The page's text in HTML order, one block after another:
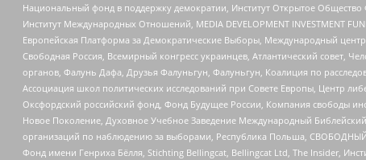
Национальный фонд в поддержку демократии, Институт Открытое
Институт Международных Отношений, MEDIA DEVELOPMENT INVESTMENT
Европейская Платформа за Демократические Выборы, Международный
Свободная Россия, Всемирный конгресс украинцев, Атлантический совет,
органов, Фалунь Дафа, Друзья Фалуньгун, Фалуньгун, Коалиция по
Ассоциация школ политических исследований при Совете Европы, Центр
Оксфордский российский фонд, Фонд Будущее России, Компания свободы
Новое Поколение, Духовное Учебное Заведение Международный
организаций по наблюдению за выборами, Республика Польша,
Фонд имени Генриха Бёлля, Stichting Bellingcat, Bellingcat Ltd, The Insider,